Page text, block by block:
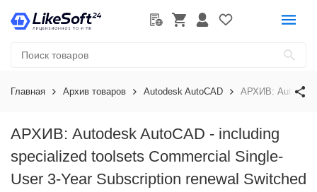
Главная Архив товаров Autodesk AutoCAD АРХИВ: Autodesk
АРХИВ: Autodesk AutoCAD - including
specialized toolsets Commercial Single-
User 3-Year Subscription renewal Switched